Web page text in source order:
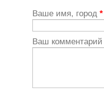
Ваше имя, город *
Ваш